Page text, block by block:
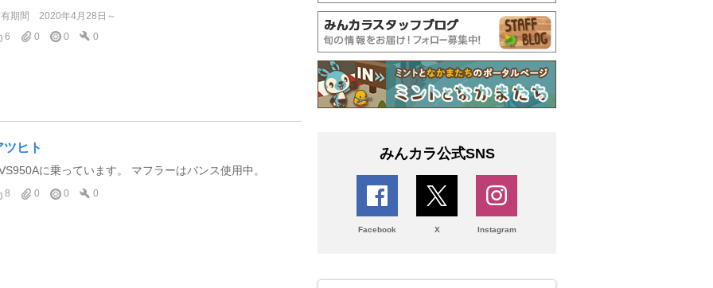
期間
2020年4月28日～
6
0 0 0
ツヒト
に乗っています。 マフラーはバンス使用中。
8 0 0 0
みんカラ公式SNS
Facebook X Instagram